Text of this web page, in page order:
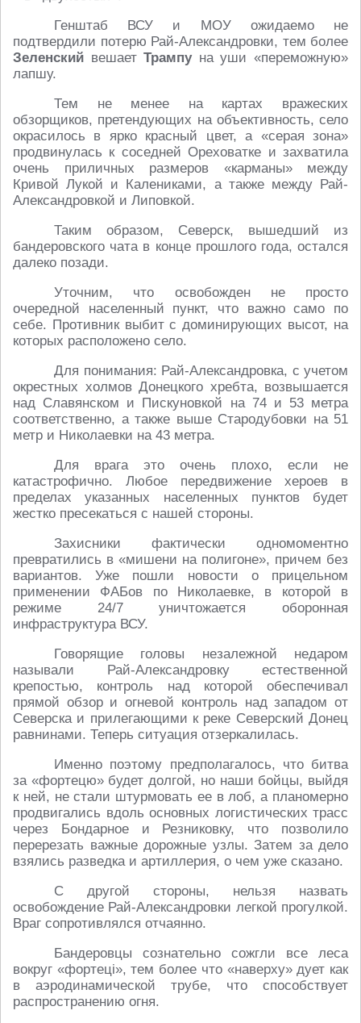
Генштаб ВСУ и МОУ ожидаемо не
подтвердили потерю Рай-Александровки, тем более
Зеленский вешаетТрампуна уши «переможную»
лапшу.
Тем не менее на картах вражеских
обзорщиков, претендующих на объективность, село
окрасилось в ярко красный цвет, а «серая зона»
продвинулась к соседней Ореховатке и захватила
очень приличных размеров «карманы» между
Кривой Лукой и Калениками, а также между Рай-
Александровкой и Липовкой.
Таким образом, Северск, вышедший из
бандеровского чата в конце прошлого года, остался
далеко позади.
Уточним, что освобожден не просто
очередной населенный пункт, что важно само по
себе. Противник выбит с доминирующих высот, на
которых расположено село.
Для понимания: Рай-Александровка, с учетом
окрестных холмов Донецкого хребта, возвышается
над Славянском и Пискуновкой на 74 и 53 метра
соответственно, а также выше Стародубовки на 51
метр и Николаевки на 43 метра.
Для врага это очень плохо, если не
катастрофично. Любое передвижение хероев в
пределах указанных населенных пунктов будет
жестко пресекаться с нашей стороны.
Захисники фактически одномоментно
превратились в «мишени на полигоне», причем без
вариантов. Уже пошли новости о прицельном
применении ФАБов по Николаевке, в которой в
режиме 24/7 уничтожается оборонная
инфраструктура ВСУ.
Говорящие головы незалежной недаром
называли Рай-Александровку естественной
крепостью, контроль над которой обеспечивал
прямой обзор и огневой контроль над западом от
Северска и прилегающими к реке Северский Донец
равнинами. Теперь ситуация отзеркалилась.
Именно поэтому предполагалось, что битва
за «фортецю» будет долгой, но наши бойцы, выйдя
к ней, не стали штурмовать ее в лоб, а планомерно
продвигались вдоль основных логистических трасс
через Бондарное и Резниковку, что позволило
перерезать важные дорожные узлы. Затем за дело
взялись разведка и артиллерия, о чем уже сказано.
С другой стороны, нельзя назвать
освобождение Рай-Александровки легкой прогулкой.
Враг сопротивлялся отчаянно.
Бандеровцы сознательно сожгли все леса
вокруг «фортецi», тем более что «наверху» дует как
в аэродинамической трубе, что способствует
распространению огня.